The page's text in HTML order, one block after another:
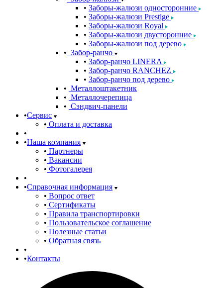
Заборы-жалюзи односторонние
Заборы-жалюзи Prestige
Заборы-жалюзи Royal
Заборы-жалюзи двусторонние
Заборы-жалюзи под дерево
Забор-ранчо
Забор-ранчо LINERA
Забор-ранчо RANCHEZ
Забор-ранчо под дерево
Металлоштакетник
Металлочерепица
Сэндвич-панели
Сервис
Оплата и доставка
Наша компания
Партнеры
Вакансии
Фотогалерея
Справочная информация
Вопрос ответ
Сертификаты
Правила транспортировки
Пользовательское соглашение
Полезные статьи
Обратная связь
Контакты